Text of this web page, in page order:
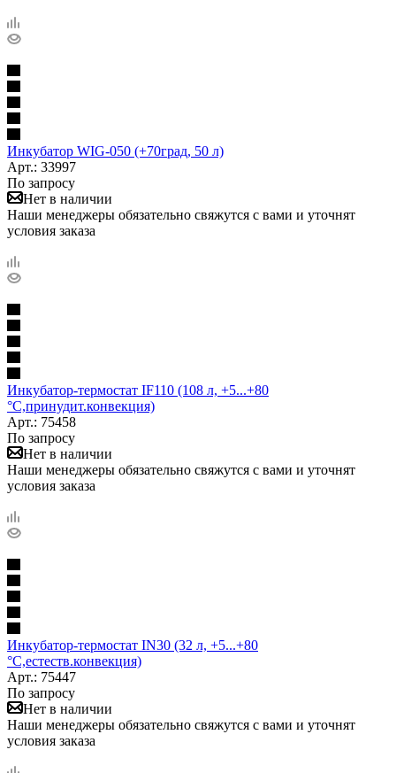
Инкубатор WIG-050 (+70град, 50 л)
Арт.: 33997
По запросу
Нет в наличии
Наши менеджеры обязательно свяжутся с вами и уточнят
условия заказа
Инкубатор-термостат IF110 (108 л, +5...+80
°С,принудит.конвекция)
Арт.: 75458
По запросу
Нет в наличии
Наши менеджеры обязательно свяжутся с вами и уточнят
условия заказа
Инкубатор-термостат IN30 (32 л, +5...+80
°С,естеств.конвекция)
Арт.: 75447
По запросу
Нет в наличии
Наши менеджеры обязательно свяжутся с вами и уточнят
условия заказа